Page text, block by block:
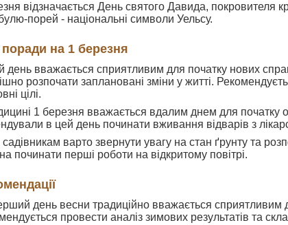
відзначається День святого Давида, покровителя
порей - національні символи Уельсу.
поради на 1 березня
день вважається сприятливим для початку нових
розпочати заплановані зміни у житті.
цілі.
1 березня вважається вдалим днем для початку
в цей день починати вживання відварів з
варто звернути увагу на стан ґрунту та
починати перші роботи на відкритому повітрі.
день весни традиційно вважається сприятливим
провести аналіз зимових результатів та